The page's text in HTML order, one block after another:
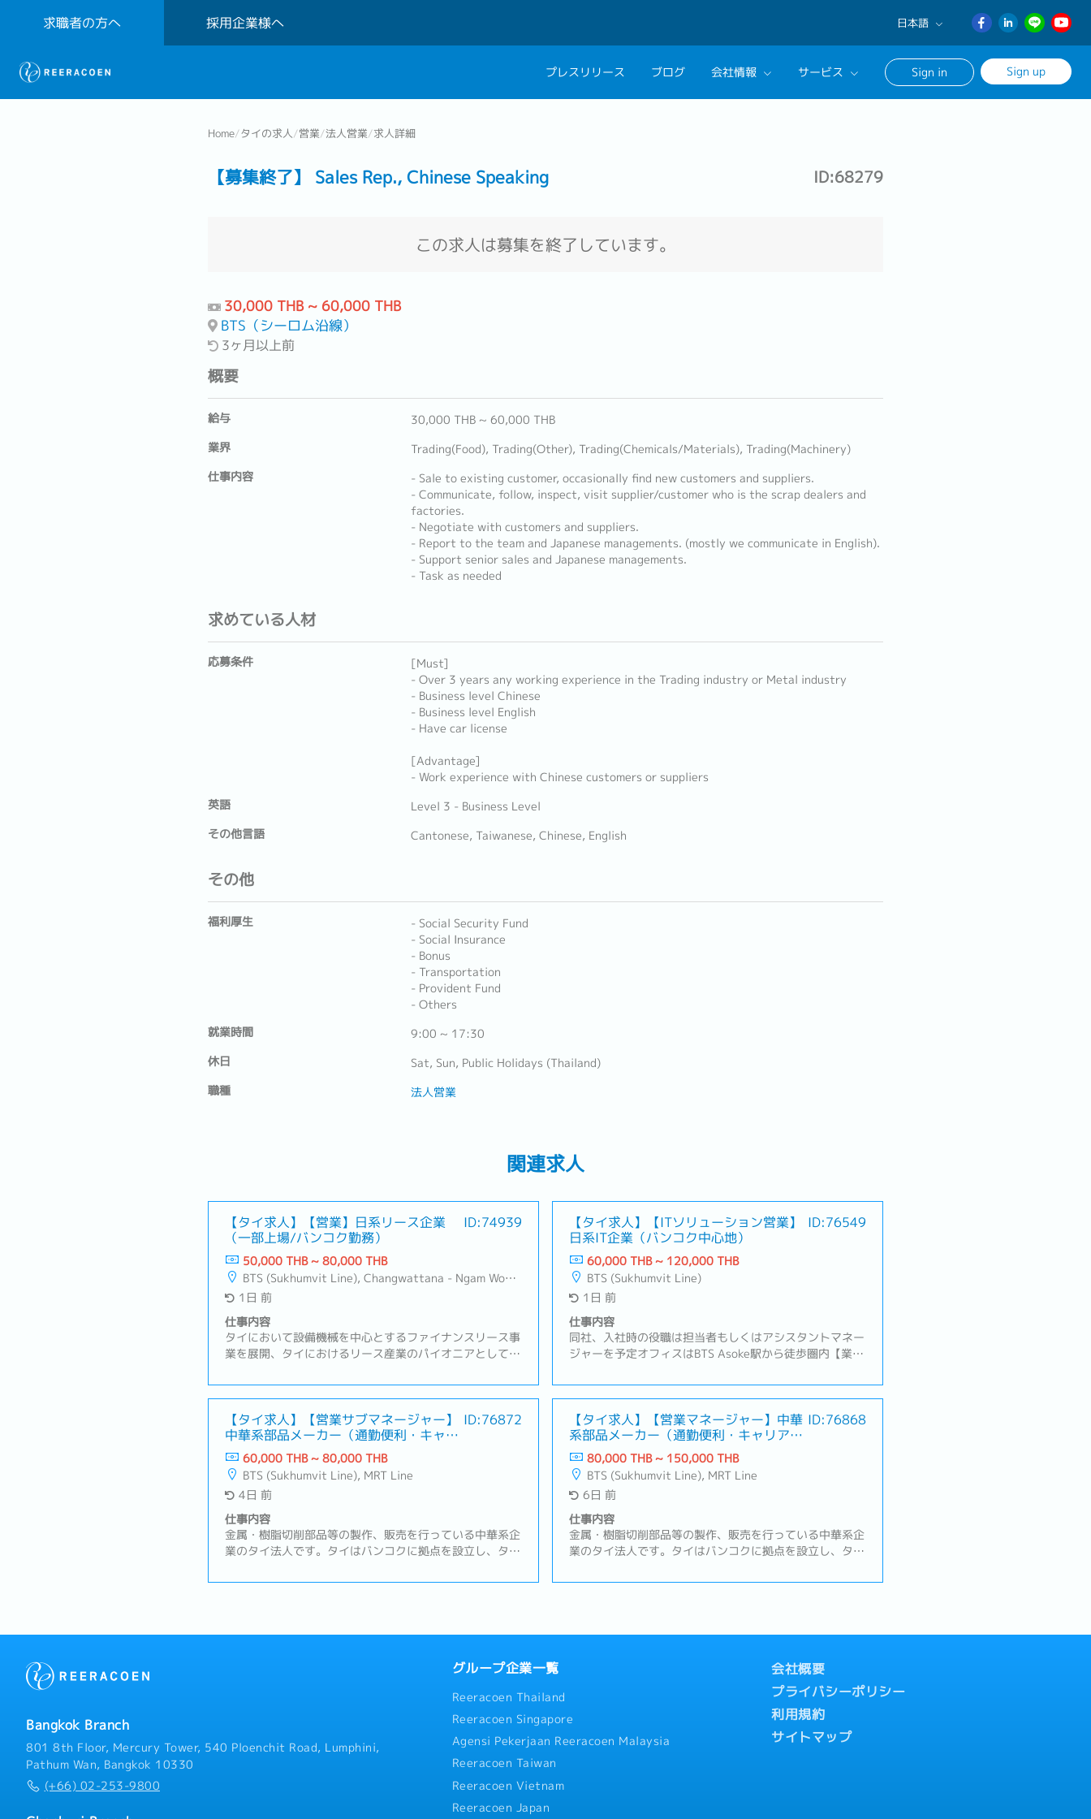
求職者の方へ 採用企業様へ 日本語
English
日本語
プレスリリース ブログ 会社情報 サービス Sign in Sign up
Home/タイの求人/営業/法人営業/求人詳細
【募集終了】 Sales Rep., Chinese Speaking ID:68279
この求人は募集を終了しています。
30,000 THB ~ 60,000 THB
BTS（シーロム沿線）
3ヶ月以上前
概要
給与
30,000 THB ~ 60,000 THB
業界
Trading(Food), Trading(Other), Trading(Chemicals/Materials), Trading(Machinery)
仕事内容
- Sale to existing customer, occasionally find new customers and suppliers.
- Communicate, follow, inspect, visit supplier/customer who is the scrap dealers and
factories.
- Negotiate with customers and suppliers.
- Report to the team and Japanese managements. (mostly we communicate in English).
- Support senior sales and Japanese managements.
- Task as needed
求めている人材
応募条件
[Must]
- Over 3 years any working experience in the Trading industry or Metal industry
- Business level Chinese
- Business level English
- Have car license
[Advantage]
- Work experience with Chinese customers or suppliers
英語
Level 3 - Business Level
その他言語
Cantonese, Taiwanese, Chinese, English
その他
福利厚生
- Social Security Fund
- Social Insurance
- Bonus
- Transportation
- Provident Fund
- Others
就業時間
9:00 ~ 17:30
休日
Sat, Sun, Public Holidays (Thailand)
職種
法人営業
関連求人
【タイ求人】【営業】日系リース企業
（一部上場/バンコク勤務）
ID:74939
50,000 THB ~ 80,000 THB
BTS (Sukhumvit Line), Changwattana - Ngam Wong Wan, Lat Phrao, Din Daeng/Vibhavadi/Don Muang, Sai Mai
1日 前
仕事内容
タイにおいて設備機械を中心とするファイナンスリース事
業を展開、タイにおけるリース産業のパイオニアとしてそ
利便性向上のために、各種ファイナンスサービスの拡大を
図っております。【業務内容】・新規および既存顧客への
アプローチ（電話・メール・訪問）・日系企業向けの営
業・サポート業務・顧客ニーズのヒアリングおよび最適な
サービス・商品の提案・見積書の作成および価格・契約条
件の交渉・受注後の各種手続き（書類回収、社内連携、納
品までの進行管理）・顧客との関係構築および継続的なフ
ォローアップ・与信申請および関連書類の作成・社内関係
部署と顧客間の調整業務・売上目標（KPI）の達成・顧客
満足度の維持・向上および問題発生時の迅速な対応
【タイ求人】【ITソリューション営業】
日系IT企業（バンコク中心地）
ID:76549
60,000 THB ~ 120,000 THB
BTS (Sukhumvit Line)
1日 前
仕事内容
同社、入社時の役職は担当者もしくはアシスタントマネー
ジャーを予定オフィスはBTS Asoke駅から徒歩圏内【業務
ビス導入提案・業務改善やシステム化改善のパッケージ提
案・顧客の抱える問題やご要望をヒアリング、最適な解決
策を提案・顧客の目的を最大化するため、コスト・運用の
バランスを考えた提案・顧客の多くは製造業のため工業団
地へ訪問（アユタヤ周辺、サムットプラカーン、アマタナ
コンなど）・訪問時はドライバー付き社用車を利用
【タイ求人】【営業サブマネージャー】
中華系部品メーカー（通勤便利・キャリ
アパス豊富）
ID:76872
60,000 THB ~ 80,000 THB
BTS (Sukhumvit Line), MRT Line
4日 前
仕事内容
金属・樹脂切削部品等の製作、販売を行っている中華系企
業のタイ法人です。タイはバンコクに拠点を設立し、タイ
して機能しているBOI取得企業です。営業スタイルは主に
体製造装置向けの加工部品①案件の実務管理・受発注、納
ラブルの一次対応および社内エスカレーション②海外拠点
調整・情報の取りまとめおよび社内展開③サプライア対応
サポート・仕入先との納期調整・見積取得および価格管理
答、仕様確認・営業マネージャーの交渉サポート
【タイ求人】【営業マネージャー】中華
系部品メーカー（通勤便利・キャリアパ
ス豊富）
ID:76868
80,000 THB ~ 150,000 THB
BTS (Sukhumvit Line), MRT Line
6日 前
仕事内容
金属・樹脂切削部品等の製作、販売を行っている中華系企
業のタイ法人です。タイはバンコクに拠点を設立し、タイ
して機能しているBOI取得企業です。本ポジションでは、
携、一次処置・恒久的処置等の交渉を行っていただきま
メーカー）のフォロー営業を行っていただきます。【職務
内容】① 既存顧客管理・主要顧客との関係構築および維
持・価格改定、コストダウン要求への対応方針策定・顧客
要望に沿ったプロジェクト推進、期限管理② サプライヤ
ーマネジメント・仕入価格交渉およびコスト改善活動・品
質／納期トラブル発生時の是正対応・キャパシティ管理、
Bangkok Branch
801 8th Floor, Mercury Tower, 540 Ploenchit Road, Lumphini,
Pathum Wan, Bangkok 10330
(+66) 02-253-9800
グループ企業一覧
Reeracoen Thailand
Reeracoen Singapore
Agensi Pekerjaan Reeracoen Malaysia
Reeracoen Taiwan
Reeracoen Vietnam
Reeracoen Japan
会社概要
プライバシーポリシー
利用規約
サイトマップ